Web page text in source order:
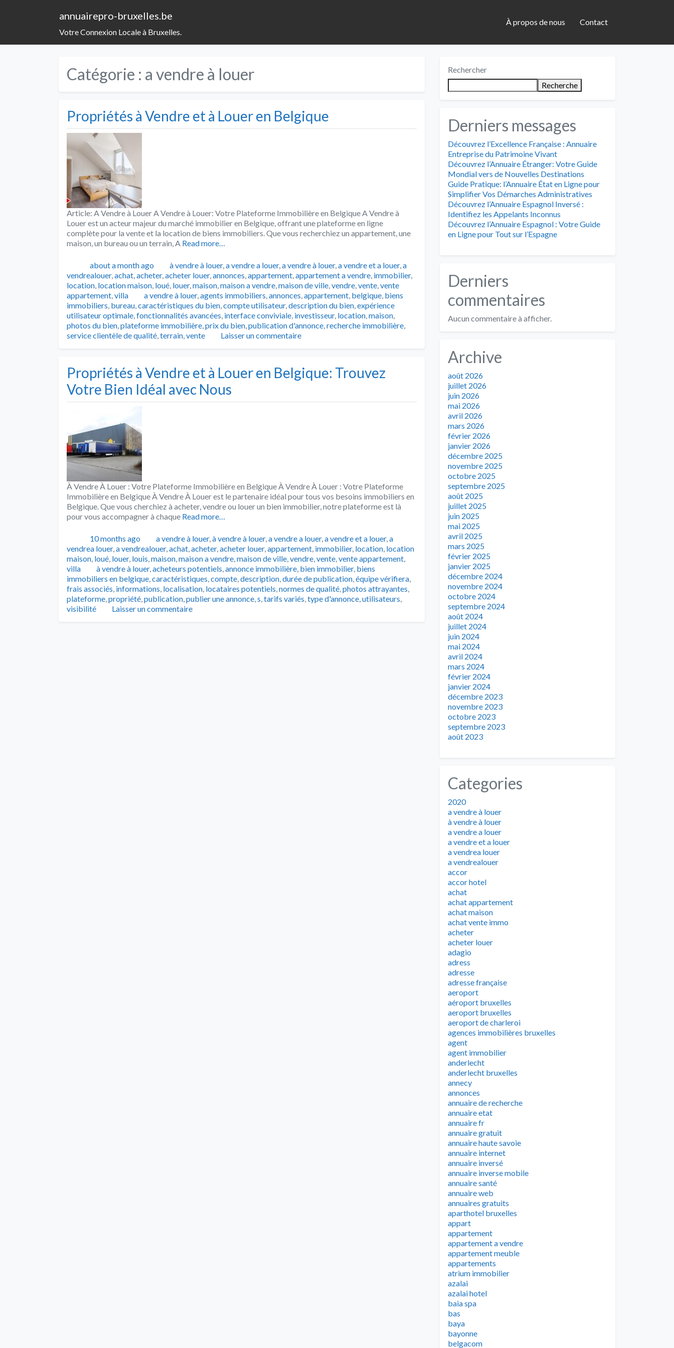
annuairepro-bruxelles.be
Votre Connexion Locale à Bruxelles.
À propos de nous Contact
Catégorie : a vendre à louer
Propriétés à Vendre et à Louer en Belgique
Article: A Vendre à Louer A Vendre à Louer: Votre Plateforme Immobilière en Belgique A Vendre à
Louer est un acteur majeur du marché immobilier en Belgique, offrant une plateforme en ligne
complète pour la vente et la location de biens immobiliers. Que vous recherchiez un appartement, une
maison, un bureau ou un terrain, A Read more…
Publié
about a month ago Catégories
à vendre à louer,a vendre a louer,a vendre à louer,a vendre et a louer,a
vendrealouer,achat,acheter,acheter louer,annonces,appartement,appartement a vendre, immobilier,
location, location maison, loué, louer,maison,maison a vendre,maison de ville,vendre,vente,vente
appartement,villa Tags
a vendre à louer,agents immobiliers,annonces,appartement, belgique, biens
immobiliers, bureau,caractéristiques du bien,compte utilisateur,description du bien,expérience
utilisateur optimale,fonctionnalités avancées, interface conviviale, investisseur, location,maison,
photos du bien,plateforme immobilière,prix du bien,publication d'annonce,recherche immobilière,
service clientèle de qualité,terrain,vente Laisser un commentaire
Propriétés à Vendre et à Louer en Belgique: Trouvez
Votre Bien Idéal avec Nous
À Vendre À Louer : Votre Plateforme Immobilière en Belgique À Vendre À Louer : Votre Plateforme
Immobilière en Belgique À Vendre À Louer est le partenaire idéal pour tous vos besoins immobiliers en
Belgique. Que vous cherchiez à acheter, vendre ou louer un bien immobilier, notre plateforme est là
pour vous accompagner à chaque Read more…
Publié10 months ago Catégories
a vendre à louer,à vendre à louer,a vendre a louer,a vendre et a louer,a
vendrea louer,a vendrealouer,achat,acheter,acheter louer,appartement, immobilier, location, location
maison, loué, louer, louis,maison,maison a vendre,maison de ville,vendre,vente,vente appartement,
villa
Tags
à vendre à louer,acheteurs potentiels,annonce immobilière, bien immobilier, biens
immobiliers en belgique,caractéristiques,compte,description,durée de publication,équipe vérifiera,
frais associés, informations, localisation, locataires potentiels,normes de qualité,photos attrayantes,
plateforme,propriété,publication,publier une annonce,s,tarifs variés,type d'annonce,utilisateurs,
visibilité
Laisser un commentaire
Rechercher
Recherche
Derniers messages
Découvrez l’Excellence Française : Annuaire
Entreprise du Patrimoine Vivant
Découvrez l’Annuaire Étranger: Votre Guide
Mondial vers de Nouvelles Destinations
Guide Pratique: l’Annuaire État en Ligne pour
Simplifier Vos Démarches Administratives
Découvrez l’Annuaire Espagnol Inversé :
Identifiez les Appelants Inconnus
Découvrez l’Annuaire Espagnol : Votre Guide
en Ligne pour Tout sur l’Espagne
Derniers
commentaires
Aucun commentaire à afficher.
Archive
août 2026
juillet 2026
juin 2026
mai 2026
avril 2026
mars 2026
février 2026
janvier 2026
décembre 2025
novembre 2025
octobre 2025
septembre 2025
août 2025
juillet 2025
juin 2025
mai 2025
avril 2025
mars 2025
février 2025
janvier 2025
décembre 2024
novembre 2024
octobre 2024
septembre 2024
août 2024
juillet 2024
juin 2024
mai 2024
avril 2024
mars 2024
février 2024
janvier 2024
décembre 2023
novembre 2023
octobre 2023
septembre 2023
août 2023
Categories
2020
a vendre à louer
à vendre à louer
a vendre a louer
a vendre et a louer
a vendrea louer
a vendrealouer
accor
accor hotel
achat
achat appartement
achat maison
achat vente immo
acheter
acheter louer
adagio
adress
adresse
adresse française
aeroport
aéroport bruxelles
aeroport bruxelles
aeroport de charleroi
agences immobilières bruxelles
agent
agent immobilier
anderlecht
anderlecht bruxelles
annecy
annonces
annuaire de recherche
annuaire etat
annuaire fr
annuaire gratuit
annuaire haute savoie
annuaire internet
annuaire inversé
annuaire inverse mobile
annuaire santé
annuaire web
annuaires gratuits
aparthotel bruxelles
appart
appartement
appartement a vendre
appartement meuble
appartements
atrium immobilier
azalai
azalai hotel
baia spa
bas
baya
bayonne
belgacom